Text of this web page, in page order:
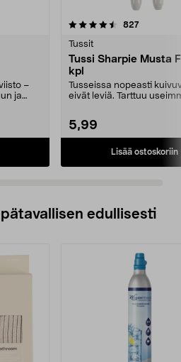
–
ja
827arvostelut
Tussit
Tussi Sharpie Musta
kpl
Tusseissa nopeasti
eivät leviä. Tarttuu
5,99
Lisää ostoskoriin
4.5 viidestä
edullisesti